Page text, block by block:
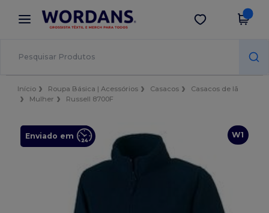
× App Wordans
Melhores preços na app!
Obter app
Início Roupa Básica | Acessórios Casacos
Casacos de lã
Mulher
Russell 8700F
W1
Enviado em